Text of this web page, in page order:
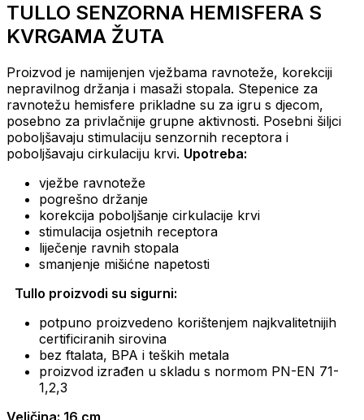
TULLO SENZORNA HEMISFERA S
KVRGAMA ŽUTA
Proizvod je namijenjen vježbama ravnoteže, korekciji
nepravilnog držanja i masaži stopala. Stepenice za
ravnotežu hemisfere prikladne su za igru ​​s djecom,
posebno za privlačnije grupne aktivnosti. Posebni šiljci
poboljšavaju stimulaciju senzornih receptora i
poboljšavaju cirkulaciju krvi. Upotreba:
vježbe ravnoteže
pogrešno držanje
korekcija poboljšanje cirkulacije krvi
stimulacija osjetnih receptora
liječenje ravnih stopala
smanjenje mišićne napetosti
Tullo proizvodi su sigurni:
potpuno proizvedeno korištenjem najkvalitetnijih
certificiranih sirovina
bez ftalata, BPA i teških metala
proizvod izrađen u skladu s normom PN-EN 71-
1,2,3